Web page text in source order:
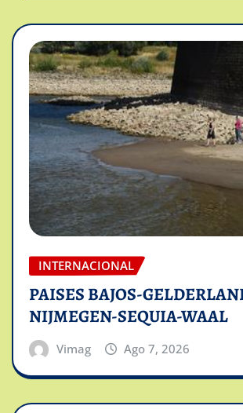
INTERNACIONAL
PAISES BAJOS-
NIJMEGEN-SEQUIA-WAAL
Vimag Ago 7, 2026